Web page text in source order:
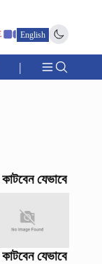
English
|
যেভাবে
যেভাবে